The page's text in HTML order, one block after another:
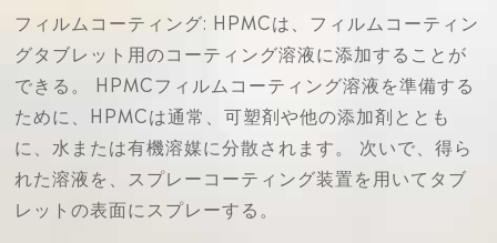
フィルムコーティング: HPMCは、フィルムコーティン
グタブレット用のコーティング溶液に添加することが
できる。 HPMCフィルムコーティング溶液を準備する
ために、HPMCは通常、可塑剤や他の添加剤ととも
に、水または有機溶媒に分散されます。 次いで、得ら
れた溶液を、スプレーコーティング装置を用いてタブ
レットの表面にスプレーする。